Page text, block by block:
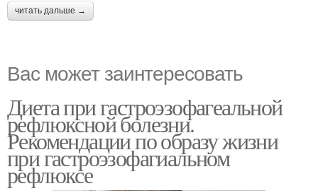
читать дальше →
Вас может заинтересовать
Диета при гастроэзофагеальной
рефлюксной болезни.
Рекомендации по образу жизни
при гастроэзофагиальном
рефлюксе